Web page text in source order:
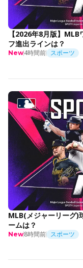
【2026年8月版】
フ進出ラインは？
New4時間前 スポーツ
MLB(メジャーリーグ)
ームは？
New8時間前 スポーツ